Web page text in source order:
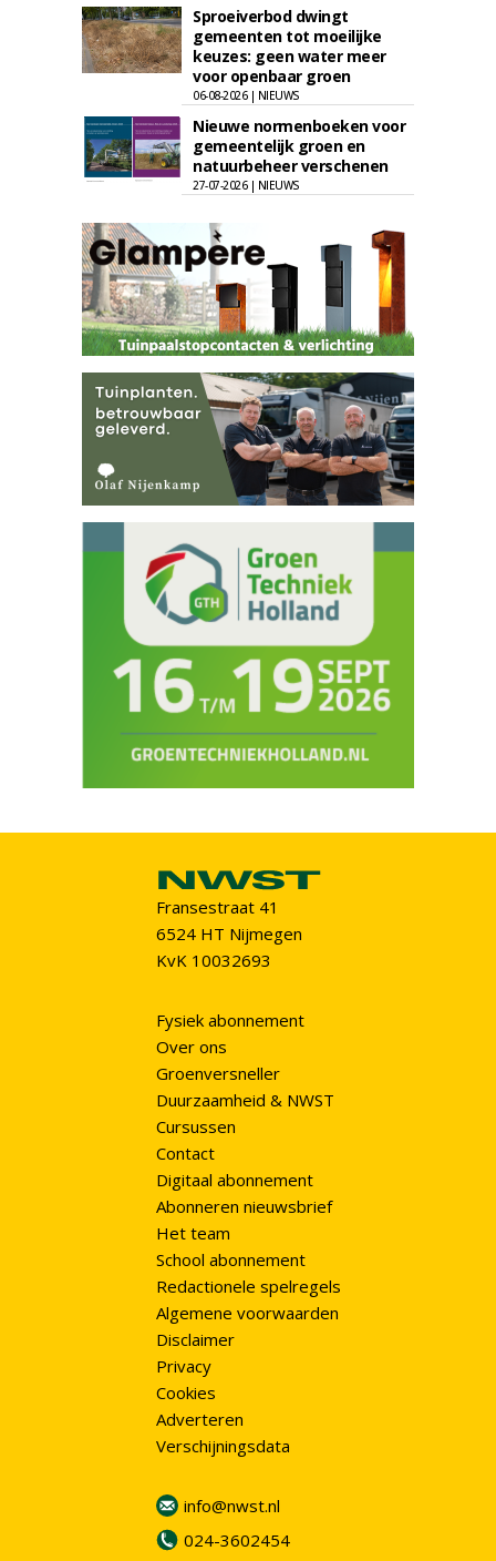
Sproeiverbod dwingt
gemeenten tot moeilijke
keuzes: geen water meer
voor openbaar groen
06-08-2026 | NIEUWS
Nieuwe normenboeken voor
gemeentelijk groen en
natuurbeheer verschenen
27-07-2026 | NIEUWS
Fransestraat 41
6524 HT Nijmegen
KvK 10032693
Fysiek abonnement
Over ons
Groenversneller
Duurzaamheid & NWST
Cursussen
Contact
Digitaal abonnement
Abonneren nieuwsbrief
Het team
School abonnement
Redactionele spelregels
Algemene voorwaarden
Disclaimer
Privacy
Cookies
Adverteren
Verschijningsdata
info@nwst.nl
024-3602454